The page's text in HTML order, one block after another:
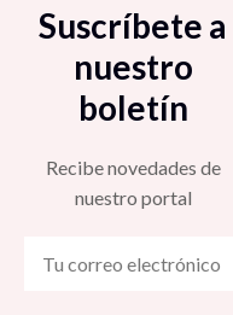
Suscríbete a
nuestro
boletín
Recibe novedades de
nuestro portal